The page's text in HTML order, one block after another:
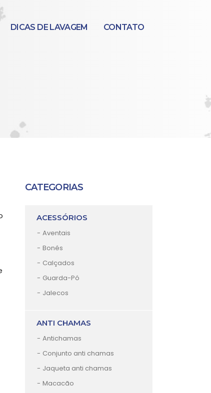
DICAS DE LAVAGEM CONTATO
CATEGORIAS
ACESSÓRIOS
Aventais
Bonés
Calçados
Guarda-Pó
Jalecos
ANTI CHAMAS
Antichamas
Conjunto anti chamas
Jaqueta anti chamas
Macacão